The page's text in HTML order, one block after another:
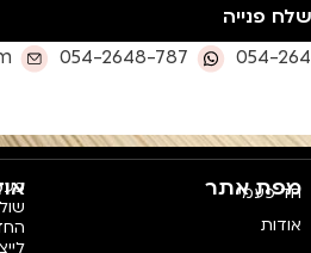
שלח פנייה
054-
054-2648-787
מפת אתר
חד פעמי
אודות